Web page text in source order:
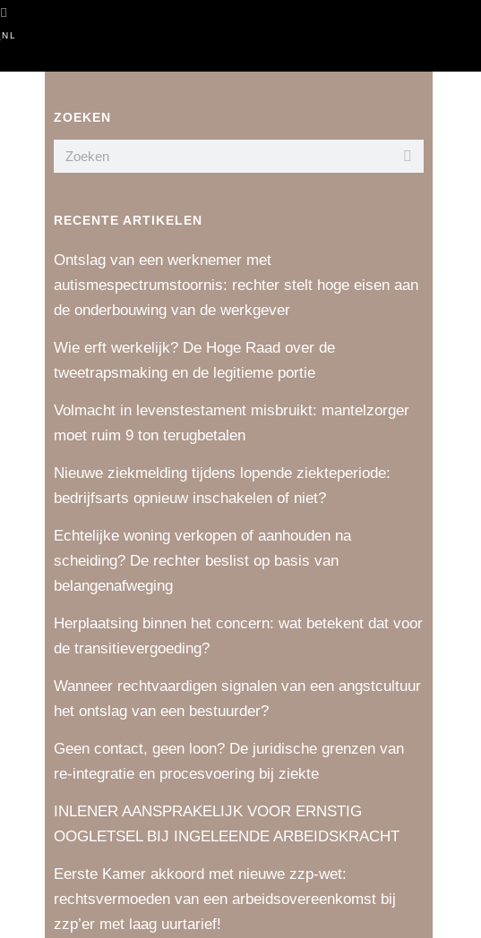
ZOEKEN
RECENTE ARTIKELEN
Ontslag van een werknemer met
autismespectrumstoornis: rechter stelt hoge eisen aan
de onderbouwing van de werkgever
Wie erft werkelijk? De Hoge Raad over de
tweetrapsmaking en de legitieme portie
Volmacht in levenstestament misbruikt: mantelzorger
moet ruim 9 ton terugbetalen
Nieuwe ziekmelding tijdens lopende ziekteperiode:
bedrijfsarts opnieuw inschakelen of niet?
Echtelijke woning verkopen of aanhouden na
scheiding? De rechter beslist op basis van
belangenafweging
Herplaatsing binnen het concern: wat betekent dat voor
de transitievergoeding?
Wanneer rechtvaardigen signalen van een angstcultuur
het ontslag van een bestuurder?
Geen contact, geen loon? De juridische grenzen van
re-integratie en procesvoering bij ziekte
INLENER AANSPRAKELIJK VOOR ERNSTIG
OOGLETSEL BIJ INGELEENDE ARBEIDSKRACHT
Eerste Kamer akkoord met nieuwe zzp-wet:
rechtsvermoeden van een arbeidsovereenkomst bij
zzp’er met laag uurtarief!